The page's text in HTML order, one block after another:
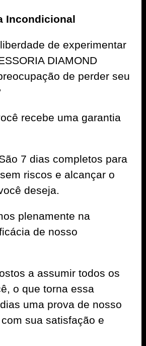
Incondicional
de experimentar
DIAMOND
de perder seu
recebe uma garantia
7 dias completos para
riscos e alcançar o
deseja.
plenamente na
de nosso
a assumir todos os
o que torna essa
uma prova de nosso
sua satisfação e